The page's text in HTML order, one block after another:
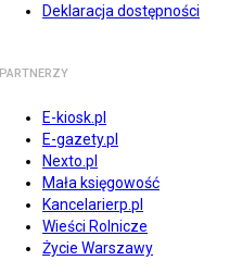
Deklaracja dostępności
PARTNERZY
E-kiosk.pl
E-gazety.pl
Nexto.pl
Mała księgowość
Kancelarierp.pl
Wieści Rolnicze
Życie Warszawy